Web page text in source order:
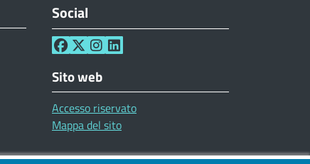
Social
Sito web
Accesso riservato
Mappa del sito